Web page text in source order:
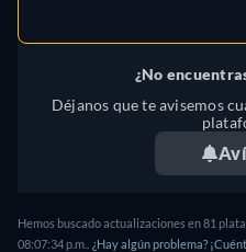
¿No
Déjanos que te avisemos
Hemos buscado actualizaciones en81
08:07:34 p.m.
¿Hay algún problema?